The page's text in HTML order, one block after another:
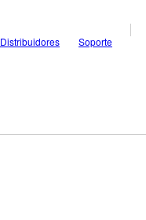
Distribuidores Soporte